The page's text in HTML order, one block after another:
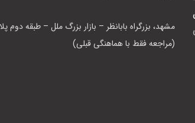
(مراجعه فقط با هماهنگی قبلی)